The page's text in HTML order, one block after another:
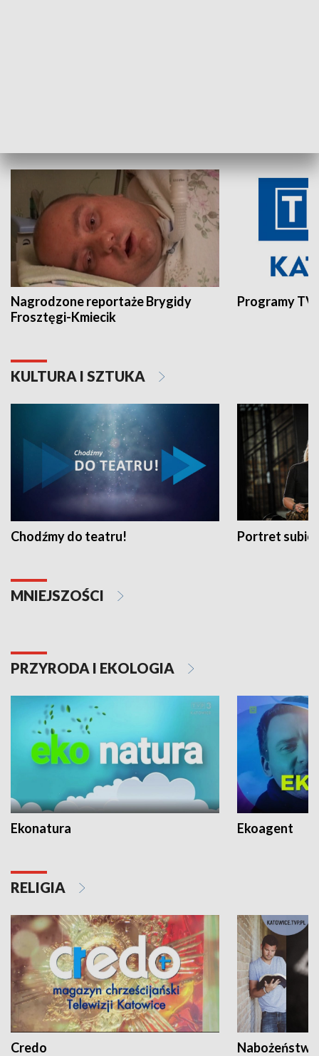
Nagrodzone reportaże Brygidy
Frosztęgi-Kmiecik
Programy
KULTURA I SZTUKA
Chodźmy do teatru! Portret
MNIEJSZOŚCI
PRZYRODA I EKOLOGIA
Ekonatura Ekoagent
RELIGIA
Credo